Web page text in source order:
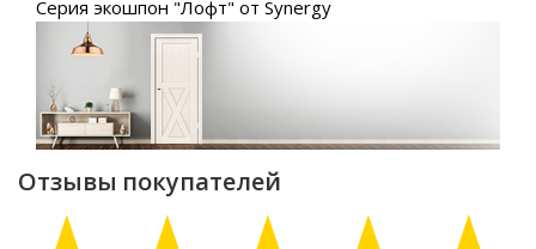
Серия экошпон "Лофт" от Synergy
Отзывы покупателей